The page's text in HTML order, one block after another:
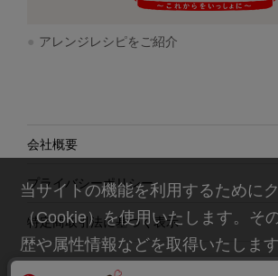
アレンジレシピをご紹介
会社概要
プライバシーポリシー
特定商取引法に基づく表示
当サイトの機能を利用するために
（Cookie）を使用いたします。そ
歴や属性情報などを取得いたしま
個人情報を特定することは行って